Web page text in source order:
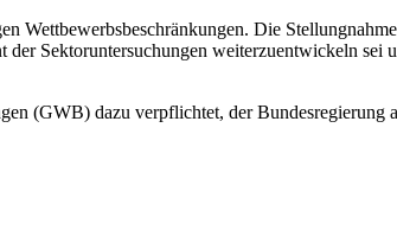
Wettbewerbsbeschränkungen. Die
Sektoruntersuchungen weiterzuentwickeln
(GWB) dazu verpflichtet, der Bundesregierung